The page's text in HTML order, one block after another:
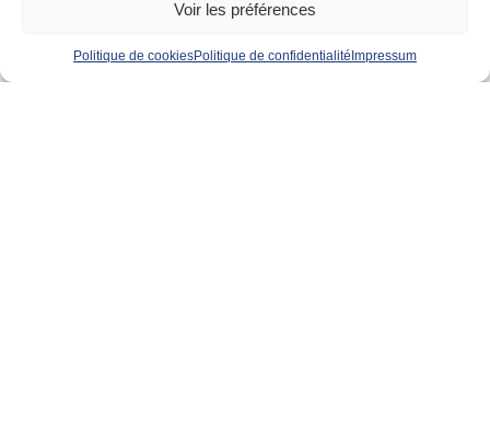
Voir les préférences
Politique de cookiesPolitique de confidentialité Impressum